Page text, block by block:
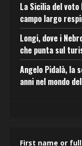
La Sicilia del
campo largo
Longi, dove i
che punta sul
Angelo Pidalà, la
anni nel mondo
First name or